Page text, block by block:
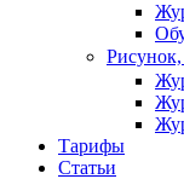
Тарифы
Статьи